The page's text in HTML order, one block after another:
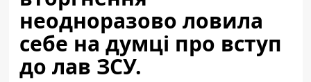
неодноразово ловила
себе на думці про вступ
до лав ЗСУ.